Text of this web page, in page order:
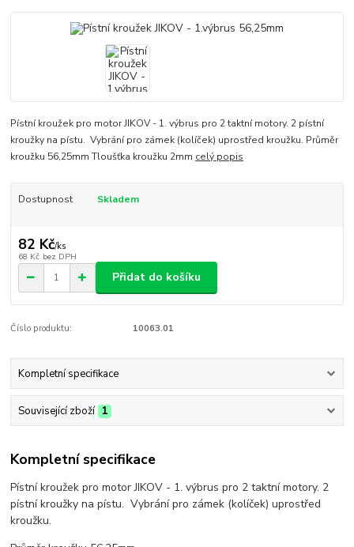
Pístní kroužek pro motor JIKOV - 1. výbrus pro 2 taktní motory. 2 pístní
kroužky na pístu. Vybrání pro zámek (kolíček) uprostřed kroužku. Průměr
kroužku 56,25mm Tloušťka kroužku 2mm celý popis
Dostupnost Skladem
82 Kč/ks
68 Kč bez DPH
Přidat do košíku
Číslo produktu: 10063.01
Kompletní specifikace
Související zboží 1
Kompletní specifikace
Pístní kroužek pro motor JIKOV - 1. výbrus pro 2 taktní motory. 2
pístní kroužky na pístu. Vybrání pro zámek (kolíček) uprostřed
kroužku.